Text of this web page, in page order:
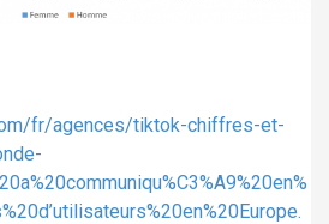
fr/agences/tiktok-chiffres-et-